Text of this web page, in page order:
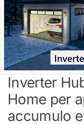
Inverter
Home per
accumulo